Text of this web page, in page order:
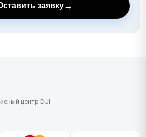
заявку→
центр DJI